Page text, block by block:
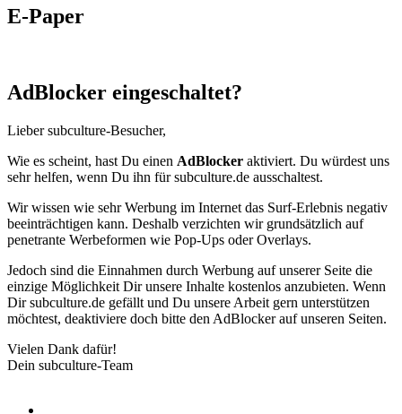
E-Paper
AdBlocker eingeschaltet?
Lieber subculture-Besucher,
Wie es scheint, hast Du einen AdBlocker aktiviert. Du würdest uns
sehr helfen, wenn Du ihn für subculture.de ausschaltest.
Wir wissen wie sehr Werbung im Internet das Surf-Erlebnis negativ
beeinträchtigen kann. Deshalb verzichten wir grundsätzlich auf
penetrante Werbeformen wie Pop-Ups oder Overlays.
Jedoch sind die Einnahmen durch Werbung auf unserer Seite die
einzige Möglichkeit Dir unsere Inhalte kostenlos anzubieten. Wenn
Dir subculture.de gefällt und Du unsere Arbeit gern unterstützen
möchtest, deaktiviere doch bitte den AdBlocker auf unseren Seiten.
Vielen Dank dafür!
Dein subculture-Team